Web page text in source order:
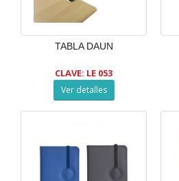
TABLA DAUN
CLAVE: LE 053
Ver detalles